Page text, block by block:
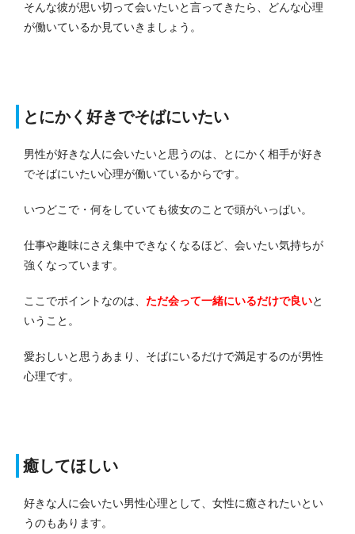
そんな彼が思い切って会いたいと言ってきたら、どんな心理
が働いているか見ていきましょう。
とにかく好きでそばにいたい
男性が好きな人に会いたいと思うのは、とにかく相手が好き
でそばにいたい心理が働いているからです。
いつどこで・何をしていても彼女のことで頭がいっぱい。
仕事や趣味にさえ集中できなくなるほど、会いたい気持ちが
強くなっています。
ここでポイントなのは、 ただ会って一緒にいるだけで良いと
いうこと。
愛おしいと思うあまり、そばにいるだけで満足するのが男性
心理です。
癒してほしい
好きな人に会いたい男性心理として、女性に癒されたいとい
うのもあります。